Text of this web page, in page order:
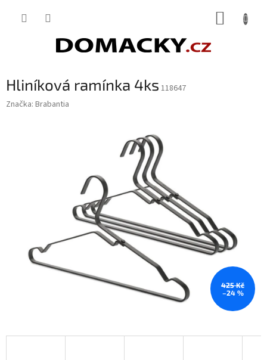
Hliníková ramínka 4ks 118647
Značka: Brabantia
425 Kč
–24 %